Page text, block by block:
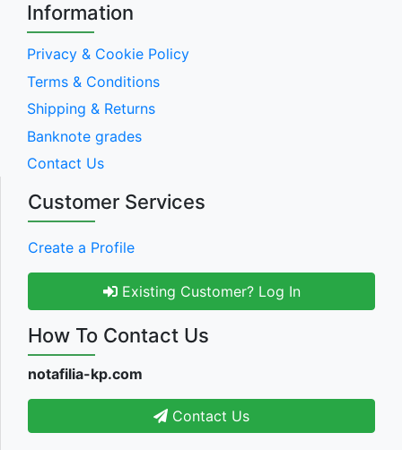
Information
Privacy & Cookie Policy
Terms & Conditions
Shipping & Returns
Banknote grades
Contact Us
Customer Services
Create a Profile
Existing Customer? Log In
How To Contact Us
notafilia-kp.com
Contact Us